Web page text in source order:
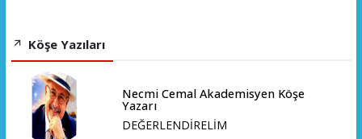
Köşe Yazıları
Necmi Cemal Akademisyen Köşe
Yazarı
DEĞERLENDİRELİM